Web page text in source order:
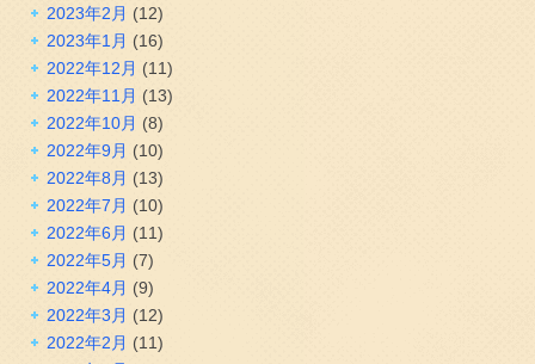
2023年2月 (12)
2023年1月 (16)
2022年12月 (11)
2022年11月 (13)
2022年10月 (8)
2022年9月 (10)
2022年8月 (13)
2022年7月 (10)
2022年6月 (11)
2022年5月 (7)
2022年4月 (9)
2022年3月 (12)
2022年2月 (11)